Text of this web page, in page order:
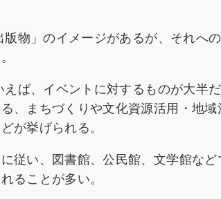
物」のイメージがあるが、それへ
ば、イベントに対するものが大半
、まちづくりや文化資源活用・地
が挙げられる。
従い、図書館、公民館、文学館な
ることが多い。